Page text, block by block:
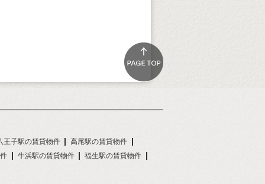
王子駅の賃貸物件
高尾駅の賃貸物件
牛浜駅の賃貸物件 福生駅の賃貸物件